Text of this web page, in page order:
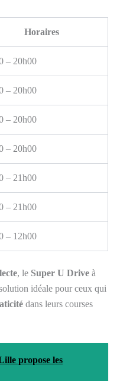
Horaires
– 20h00
– 20h00
– 20h00
– 20h00
– 21h00
– 21h00
– 12h00
, le Super U Drive à
idéale pour ceux qui
dans leurs courses
propose les